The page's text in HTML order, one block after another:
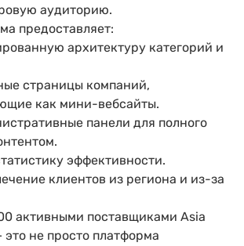
аудиторию.
предоставляет:
архитектуру категорий и
страницы компаний,
как мини-вебсайты.
панели для полного
эффективности.
клиентов из региона и из-за
активными поставщиками Asia
не просто платформа